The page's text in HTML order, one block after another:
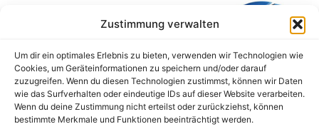
Zustimmung verwalten
Um dir ein optimales Erlebnis zu bieten, verwenden wir Technologien wie
Cookies, um Geräteinformationen zu speichern und/oder darauf
zuzugreifen. Wenn du diesen Technologien zustimmst, können wir Daten
wie das Surfverhalten oder eindeutige IDs auf dieser Website verarbeiten.
Wenn du deine Zustimmung nicht erteilst oder zurückziehst, können
bestimmte Merkmale und Funktionen beeinträchtigt werden.